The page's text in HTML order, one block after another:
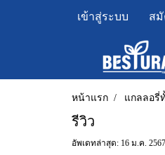
เข้าสู่ระบบ ส
หน้าแรก แกลลอรี่
รีวิว
อัพเดทล่าสุด: 16 ม.ค. 2567